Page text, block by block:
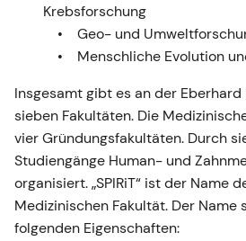
Krebsforschung
Geo- und
Menschliche Evolution
Insgesamt gibt es an der
sieben Fakultäten. Die
vier Gründungsfakultäten. Durch
Studiengänge Human- und
organisiert. „SPIRiT“ ist der Name
Medizinischen Fakultät. Der Name
folgenden Eigenschaften: